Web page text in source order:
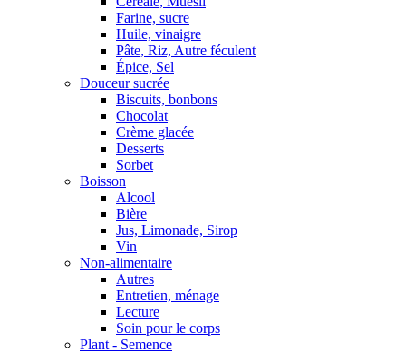
Farine, sucre
Huile, vinaigre
Pâte, Riz, Autre féculent
Épice, Sel
Douceur sucrée
Biscuits, bonbons
Chocolat
Crème glacée
Desserts
Sorbet
Boisson
Alcool
Bière
Jus, Limonade, Sirop
Vin
Non-alimentaire
Autres
Entretien, ménage
Lecture
Soin pour le corps
Plant - Semence